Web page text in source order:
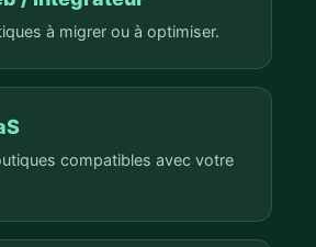
à migrer ou à optimiser.
compatibles avec votre